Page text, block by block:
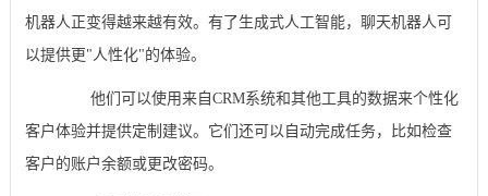
机器人正变得越来越有效。有了生成式人工智能，聊天机器人可
以提供更"人性化"的体验。
他们可以使用来自CRM系统和其他工具的数据来个性化
客户体验并提供定制建议。它们还可以自动完成任务，比如检查
客户的账户余额或更改密码。